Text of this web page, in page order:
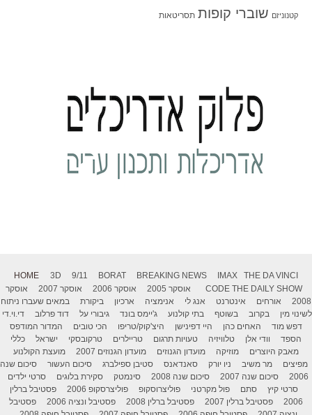
קטנוניזם שוברי קופות תסריטאות
HOME 3D 9/11 BORAT BREAKING NEWS IMAX
THE DA VINCI
CODE THE DAILY SHOW אוסקר 2005 אוסקר 2006 אוסקר 2007
אוסקר
2008
אורחים אינטרנט אנג לי אנימציה ארכיון ביקורת
במאים שעברו ניתוח
לשינוי מין
בקרוב בשוטף בתי קולנוע ג'יימס בונד גיבורי על דוד פרלוב
די.וי.די
דפש מוד
האחים כהן היי דפינישן היצ'קוק/טריפו הכי טובים
המדור המודפס
הספד
וודי אלן טלוויזיה טעויות תרגום טריילרים טרקובסקי ישראל
כללי
מאבק היוצרים
מוזיקה מועדון הגנוזים מועדון הגנוזים 2007
מועצת הקולנוע
מפיצים
מר משיב ניו יורק סאנדאנס סטיבן ספילברג סיכום העשור
סיכום שנה
2006
סיכום שנה 2007 סיכום שנה 2008 סינמטק סקירת בלוגים
סרטי ילדים
סרטי קיץ
סתם פול מקרטני פוליצרוסקופ פוליצרסקופ 2006
פסטיבל ברלין
2006
פסטיבל ברלין 2007 פסטיבל ברלין 2008 פסטיבל ונציה 2006
פסטיבל